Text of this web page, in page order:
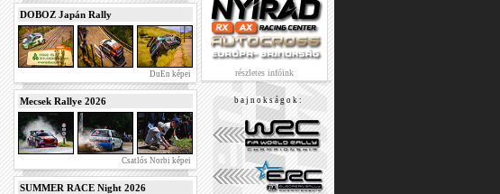
DOBOZ Japán Rally
DuEn képei
Mecsek Rallye 2026
Csatlós Norbi képei
SUMMER RACE Night 2026
részletes infóink
b a j n o k s á g o k :